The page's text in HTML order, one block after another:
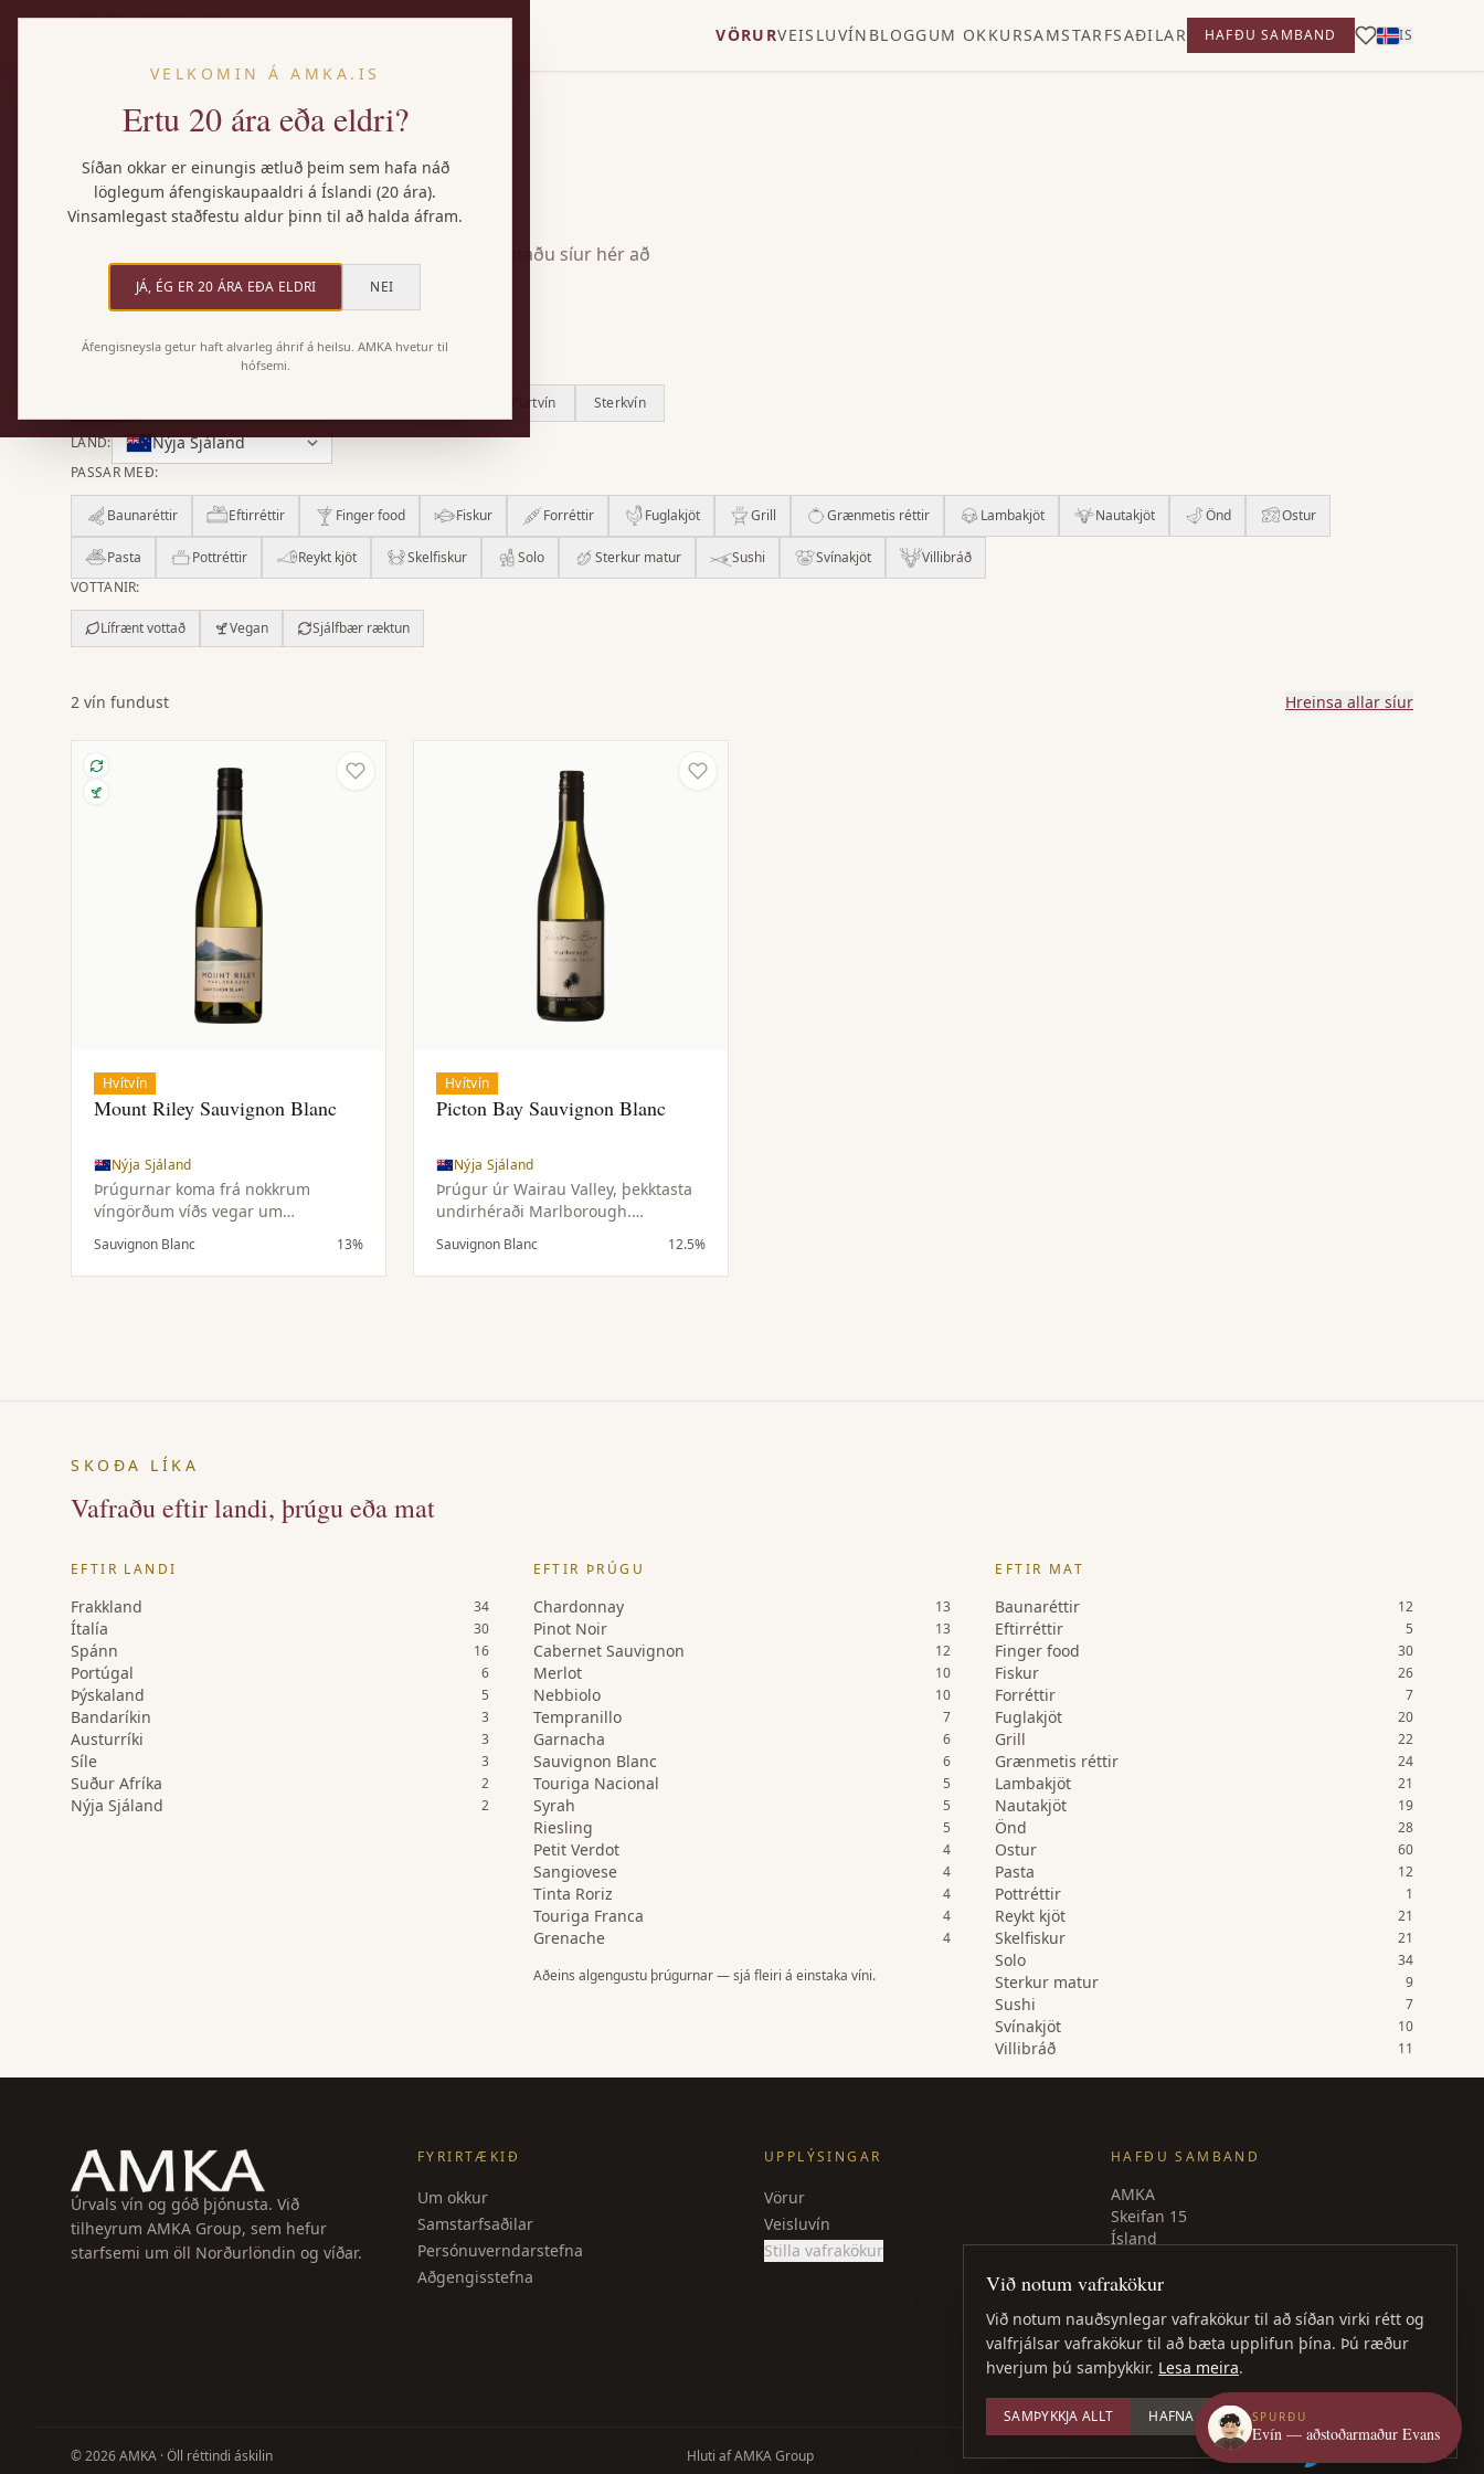
VÖRURVEISLUVÍN BLOGGUM OKKURSAMSTARFSAÐILAR HAFÐU SAMBAND IS
VÍNSAFNIÐ
Vörurnar okkar
AMKA flytur inn úrvals vín úr öllum heimshornum. Notaðu síur hér að
neðan til að finna þitt vín.
Púrtvín Sterkvín
LAND: Nýja Sjáland
PASSAR MEÐ:
Baunaréttir Eftirréttir Finger food Fiskur Forréttir Fuglakjöt Grill Grænmetis réttir Lambakjöt Nautakjöt Önd Ostur
Pasta Pottréttir Reykt kjöt Skelfiskur Solo Sterkur matur Sushi Svínakjöt
Villibráð
VOTTANIR:
Lífrænt vottað Vegan Sjálfbær ræktun
2 vín fundust Hreinsa allar síur
Hvítvín
Mount Riley Sauvignon Blanc
Nýja Sjáland
Þrúgurnar koma frá nokkrum
víngörðum víðs vegar um
Marlborough, hluti úr Awatere
Valley og afgangurinn úr Wairau
Valley, sem gefur víninu dýpt.
Sauvignon Blanc 13%
Hvítvín
Picton Bay Sauvignon Blanc
Nýja Sjáland
Þrúgur úr Wairau Valley, þekktasta
undirhéraði Marlborough.
Fjölbreyttur jarðvegur og langur
þroskatími gefa flækjustig, ferskan
sítrus, suðræna ávexti og jurtatóna.
Sauvignon Blanc 12.5%
SKOÐA LÍKA
Vafraðu eftir landi, þrúgu eða mat
EFTIR LANDI
Frakkland 34
Ítalía 30
Spánn 16
Portúgal 6
Þýskaland 5
Bandaríkin 3
Austurríki 3
Síle 3
Suður Afríka 2
Nýja Sjáland 2
EFTIR ÞRÚGU
Chardonnay 13
Pinot Noir 13
Cabernet Sauvignon 12
Merlot 10
Nebbiolo 10
Tempranillo 7
Garnacha 6
Sauvignon Blanc 6
Touriga Nacional 5
Syrah 5
Riesling 5
Petit Verdot 4
Sangiovese 4
Tinta Roriz 4
Touriga Franca 4
Grenache
4
Aðeins algengustu þrúgurnar — sjá fleiri á einstaka víni.
EFTIR MAT
Baunaréttir 12
Eftirréttir 5
Finger food 30
Fiskur 26
Forréttir 7
Fuglakjöt 20
Grill 22
Grænmetis réttir 24
Lambakjöt 21
Nautakjöt 19
Önd 28
Ostur 60
Pasta 12
Pottréttir 1
Reykt kjöt 21
Skelfiskur 21
Solo 34
Sterkur matur 9
Sushi 7
Svínakjöt 10
Villibráð 11
Úrvals vín og góð þjónusta. Við
tilheyrum AMKA Group, sem hefur
starfsemi um öll Norðurlöndin og víðar.
FYRIRTÆKIÐ
Um okkur
Samstarfsaðilar
Persónuverndarstefna
Aðgengisstefna
UPPLÝSINGAR
Vörur
Veisluvín
Stilla vafrakökur
HAFÐU SAMBAND
AMKA
Skeifan 15
Ísland
amka@amka.is
Facebook
LinkedIn
©2026AMKA ·Öll réttindi áskilin Hluti af AMKA Group Vefhönnun
Við notum vafrakökur
Við notum nauðsynlegar vafrakökur til að síðan virki rétt og
valfrjálsar vafrakökur til að bæta upplifun þína. Þú ræður
hverjum þú samþykkir. Lesa meira.
SAMÞYKKJA ALLT HAFNA ÖLLUM STILLA
SPURÐU
Evín — aðstoðarmaður Evans
VELKOMIN Á AMKA.IS
Ertu 20 ára eða eldri?
Síðan okkar er einungis ætluð þeim sem hafa náð
löglegum áfengiskaupaaldri á Íslandi (20 ára).
Vinsamlegast staðfestu aldur þinn til að halda áfram.
JÁ, ÉG ER 20 ÁRA EÐA ELDRI NEI
Áfengisneysla getur haft alvarleg áhrif á heilsu. AMKA hvetur til
hófsemi.